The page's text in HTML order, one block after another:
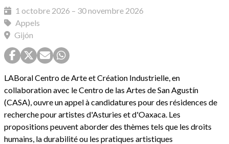
1 octobre 2026 – 30 novembre 2026
Appels
Gijón
LABoral Centro de Arte et Création Industrielle, en
collaboration avec le Centro de las Artes de San Agustín
(CASA), ouvre un appel à candidatures pour des résidences de
recherche pour artistes d'Asturies et d'Oaxaca. Les
propositions peuvent aborder des thèmes tels que les droits
humains, la durabilité ou les pratiques artistiques